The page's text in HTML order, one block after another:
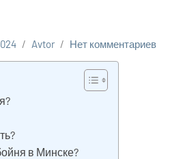
Avtor Нет комментариев
в Минске?